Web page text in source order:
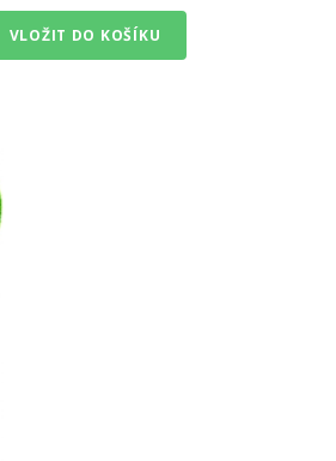
VLOŽIT DO KOŠÍKU